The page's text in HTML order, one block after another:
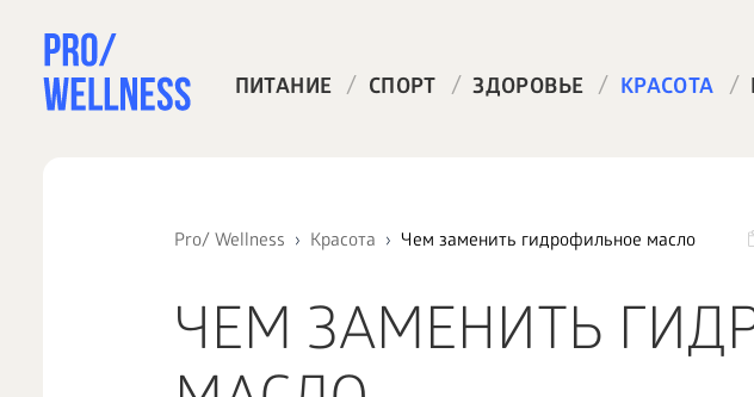
ПИТАНИЕ / СПОРТ / ЗДОРОВЬЕ / КРАСОТА /
Pro/ Wellness Красота Чем заменить гидрофильное масло
ЧЕМ ЗАМЕНИТЬ